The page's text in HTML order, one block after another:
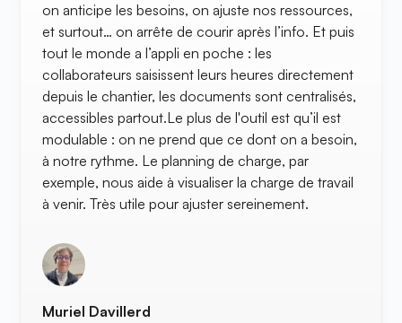
on anticipe les besoins, on ajuste nos ressources,
et surtout… on arrête de courir après l’info. Et puis
tout le monde a l’appli en poche : les
collaborateurs saisissent leurs heures directement
depuis le chantier, les documents sont centralisés,
accessibles partout.Le plus de l'outil est qu’il est
modulable : on ne prend que ce dont on a besoin,
à notre rythme. Le planning de charge, par
exemple, nous aide à visualiser la charge de travail
à venir. Très utile pour ajuster sereinement.
Muriel Davillerd